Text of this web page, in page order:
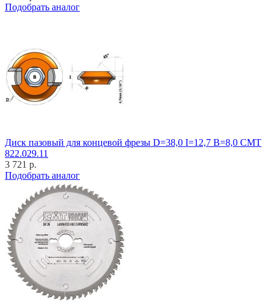
Подобрать аналог
Диск пазовый для концевой фрезы D=38,0 I=12,7 B=8,0 CMT
822.029.11
3 721 р.
Подобрать аналог